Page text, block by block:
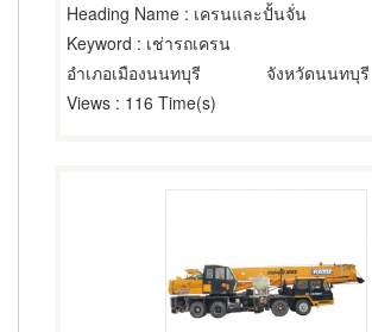
Heading Name : เครนและปั้นจั่น
Keyword : เช่ารถเครน
อำเภอเมืองนนทบุรี
จังหวัดนนทบุรี
Views : 116 Time(s)